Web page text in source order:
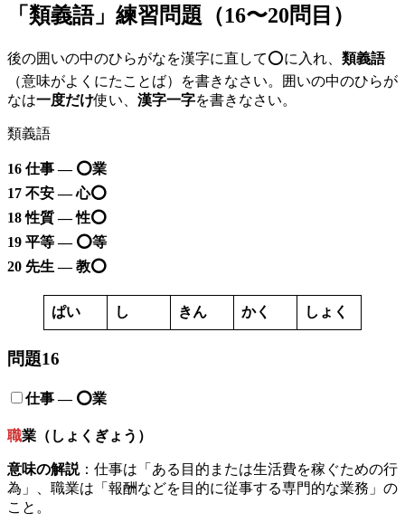
「類義語」練習問題（16〜20問目）
後の囲いの中のひらがなを漢字に直して⭕️に入れ、 類義語
（意味がよくにたことば）を書きなさい。囲いの中のひらが
なは一度だけ使い、 漢字一字を書きなさい。
類義語
16 仕事 — ⭕️業
17 不安 — 心⭕️
18 性質 — 性⭕️
19 平等 — ⭕️等
20 先生 — 教⭕️
ぱい し きん かく しょく
問題16
仕事 — ⭕️業
職業（しょくぎょう）
意味の解説：仕事は「ある目的または生活費を稼ぐための行
為」、職業は「報酬などを目的に従事する専門的な業務」の
こと。